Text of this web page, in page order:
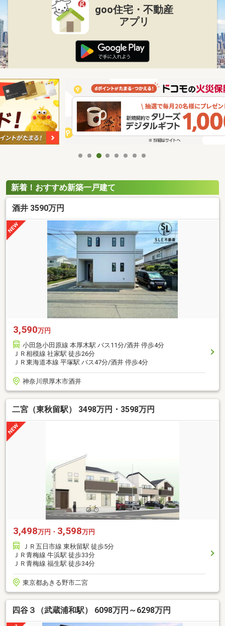
goo住宅・不動産
アプリ
新着！おすすめ新築一戸建て
酒井 3590万円
3,590万円
小田急小田原線 本厚木駅 バス11分/酒井 停歩4分
ＪＲ相模線 社家駅 徒歩26分
ＪＲ東海道本線 平塚駅 バス47分/酒井 停歩4分
神奈川県厚木市酒井
二宮（東秋留駅） 3498万円・3598万円
3,498万円・ 3,598万円
ＪＲ五日市線 東秋留駅 徒歩5分
ＪＲ青梅線 牛浜駅 徒歩33分
ＪＲ青梅線 福生駅 徒歩34分
東京都あきる野市二宮
四谷３（武蔵浦和駅） 6098万円～6298万円